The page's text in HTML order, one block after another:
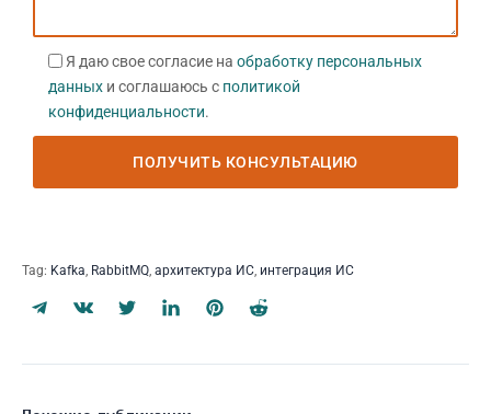
Я даю свое согласие на обработку персональных
данных и соглашаюсь с политикой
конфиденциальности.
Tag: Kafka, RabbitMQ, архитектура ИС, интеграция ИС